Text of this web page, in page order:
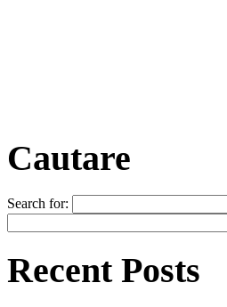
Cautare
Search for:
Recent Posts